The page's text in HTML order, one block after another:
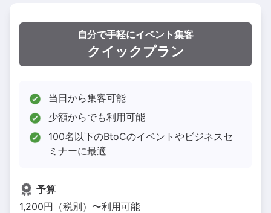
自分で手軽にイベント集客
クイックプラン
当日から集客可能
少額からでも利用可能
100名以下のBtoCのイベントやビジネスセ
ミナーに最適
予算
1,200円（税別）〜利用可能